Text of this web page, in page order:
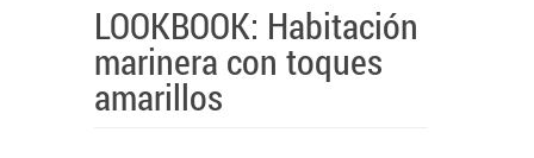
LOOKBOOK: Habitación
marinera con toques
amarillos